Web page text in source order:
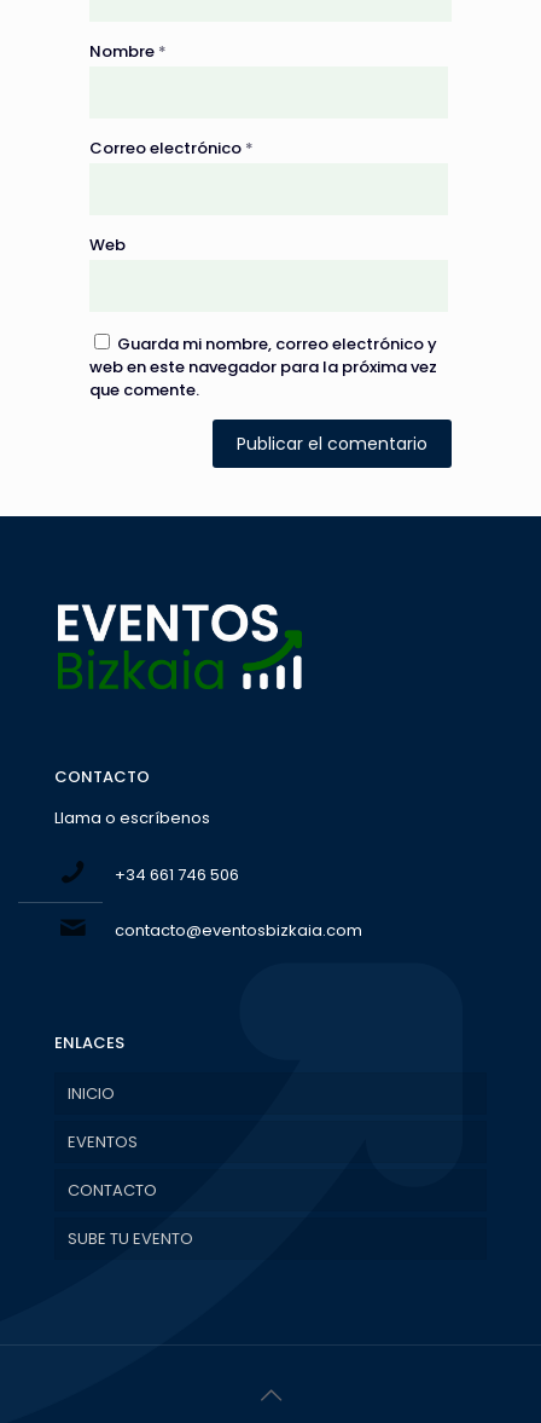
Nombre *
Correo electrónico *
Web
Guarda mi nombre, correo electrónico y
web en este navegador para la próxima vez
que comente.
CONTACTO
Llama o escríbenos
+34 661 746 506
contacto@eventosbizkaia.com
ENLACES
INICIO
EVENTOS
CONTACTO
SUBE TU EVENTO